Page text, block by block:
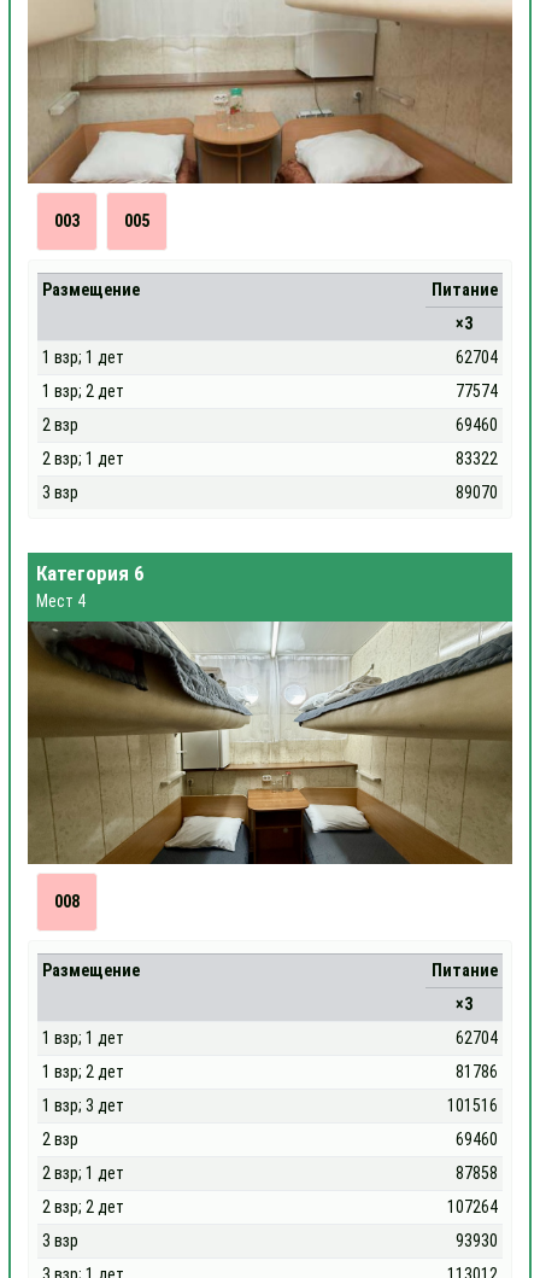
003 005
Размещение
Питание
×3
1 взр; 1 дет
62704
1 взр; 2 дет
77574
2 взр
69460
2 взр; 1 дет
83322
3 взр
89070
Категория 6
Мест 4
008
Размещение
Питание
×3
1 взр; 1 дет
62704
1 взр; 2 дет
81786
1 взр; 3 дет
101516
2 взр
69460
2 взр; 1 дет
87858
2 взр; 2 дет
107264
3 взр
93930